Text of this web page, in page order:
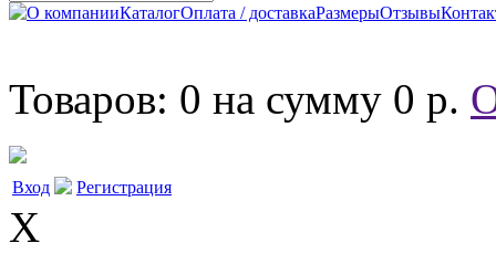
О компанииКаталогОплата / доставкаРазмерыОтзывы
Товаров: 0 на сумму 0 р.
Вход Регистрация
X